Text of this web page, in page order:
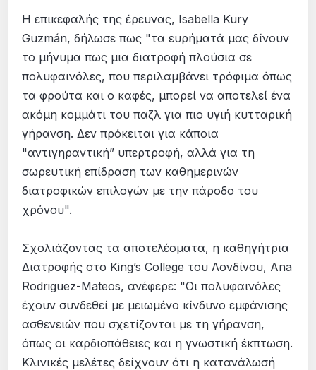
Η επικεφαλής της έρευνας, Isabella Kury
Guzmán, δήλωσε πως "τα ευρήματά μας δίνουν
το μήνυμα πως μια διατροφή πλούσια σε
πολυφαινόλες, που περιλαμβάνει τρόφιμα όπως
τα φρούτα και ο καφές, μπορεί να αποτελεί ένα
ακόμη κομμάτι του παζλ για πιο υγιή κυτταρική
γήρανση. Δεν πρόκειται για κάποια
"αντιγηραντική” υπερτροφή, αλλά για τη
σωρευτική επίδραση των καθημερινών
διατροφικών επιλογών με την πάροδο του
χρόνου".
Σχολιάζοντας τα αποτελέσματα, η καθηγήτρια
Διατροφής στο King’s College του Λονδίνου, Ana
Rodriguez-Mateos, ανέφερε: "Οι πολυφαινόλες
έχουν συνδεθεί με μειωμένο κίνδυνο εμφάνισης
ασθενειών που σχετίζονται με τη γήρανση,
όπως οι καρδιοπάθειες και η γνωστική έκπτωση.
Κλινικές μελέτες δείχνουν ότι η κατανάλωσή